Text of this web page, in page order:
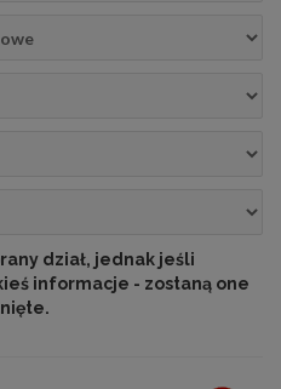
dział, jednak jeśli
informacje - zostaną one